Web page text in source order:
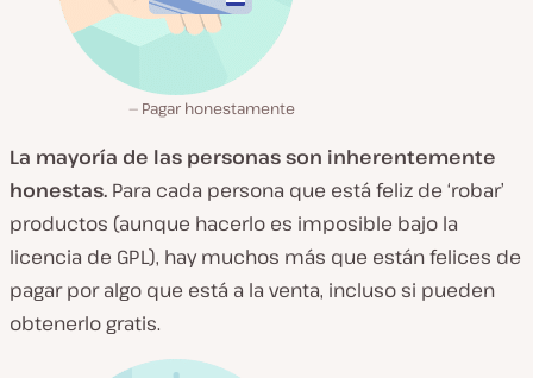
Pagar honestamente
La mayoría de las personas son inherentemente
honestas. Para cada persona que está feliz de ‘robar’
productos (aunque hacerlo es imposible bajo la
licencia de GPL), hay muchos más que están felices de
pagar por algo que está a la venta, incluso si pueden
obtenerlo gratis.